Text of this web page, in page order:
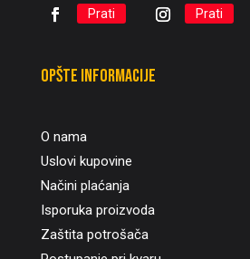
Prati Prati
Opšte informacije
O nama
Uslovi kupovine
Načini plaćanja
Isporuka proizvoda
Zaštita potrošača